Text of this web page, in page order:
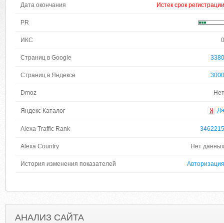
Дата окончания Истек срок регистрации
PR
ИКС 0
Страниц в Google 3380
Страниц в Яндексе 3000
Dmoz Нет
Яндекс Каталог Да
Alexa Traffic Rank 3462215
Alexa Country Нет данных
История изменения показателей Авторизация
АНАЛИЗ САЙТА